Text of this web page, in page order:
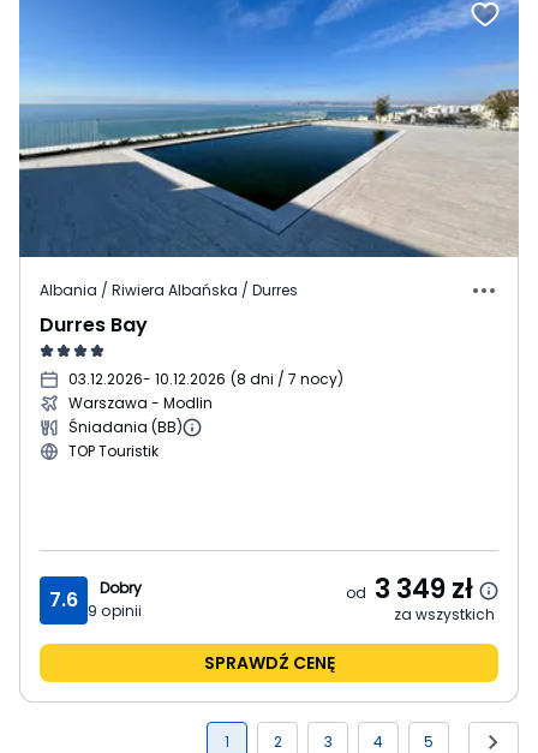
Albania / Riwiera Albańska / Durres
Durres Bay
03.12.2026- 10.12.2026 (8 dni / 7 nocy)
Warszawa - Modlin
Śniadania (BB)
TOP Touristik
7.6
Dobry
9 opinii
od 3 349zł
za wszystkich
SPRAWDŹ CENĘ
1 2 3 4 5